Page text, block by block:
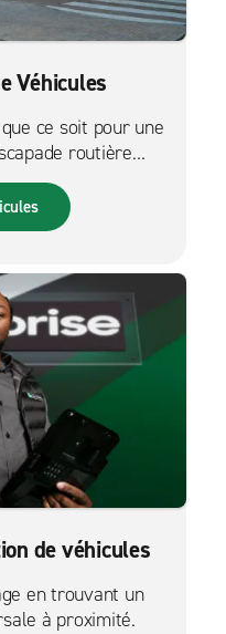
Véhicules
ce soit pour une
routière
de véhicules
en trouvant un
à proximité.